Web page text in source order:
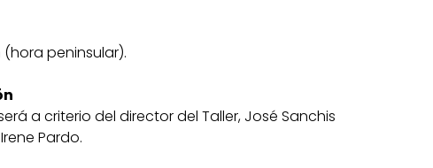
(hora peninsular).
a criterio del director del Taller, José Sanchis
Pardo.